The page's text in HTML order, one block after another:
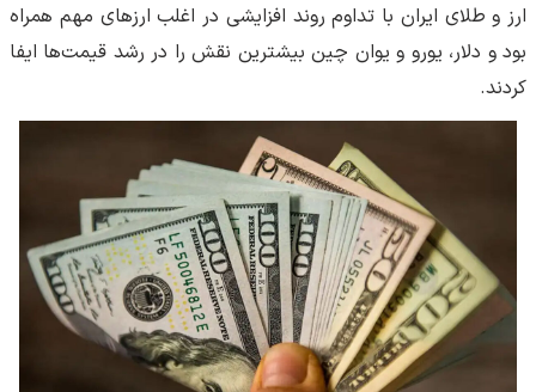
ارز و طلای ایران با تداوم روند افزایشی در اغلب ارزهای مهم همراه
بود و دلار، یورو و یوان چین بیشترین نقش را در رشد قیمت‌ها ایفا
کردند.